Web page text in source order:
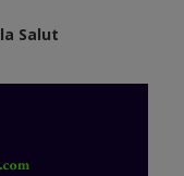
Salut